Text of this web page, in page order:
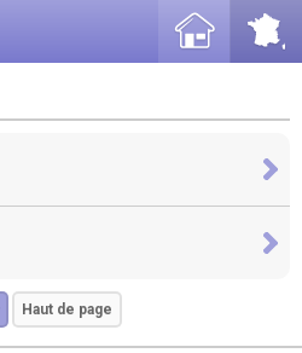
Haut de page